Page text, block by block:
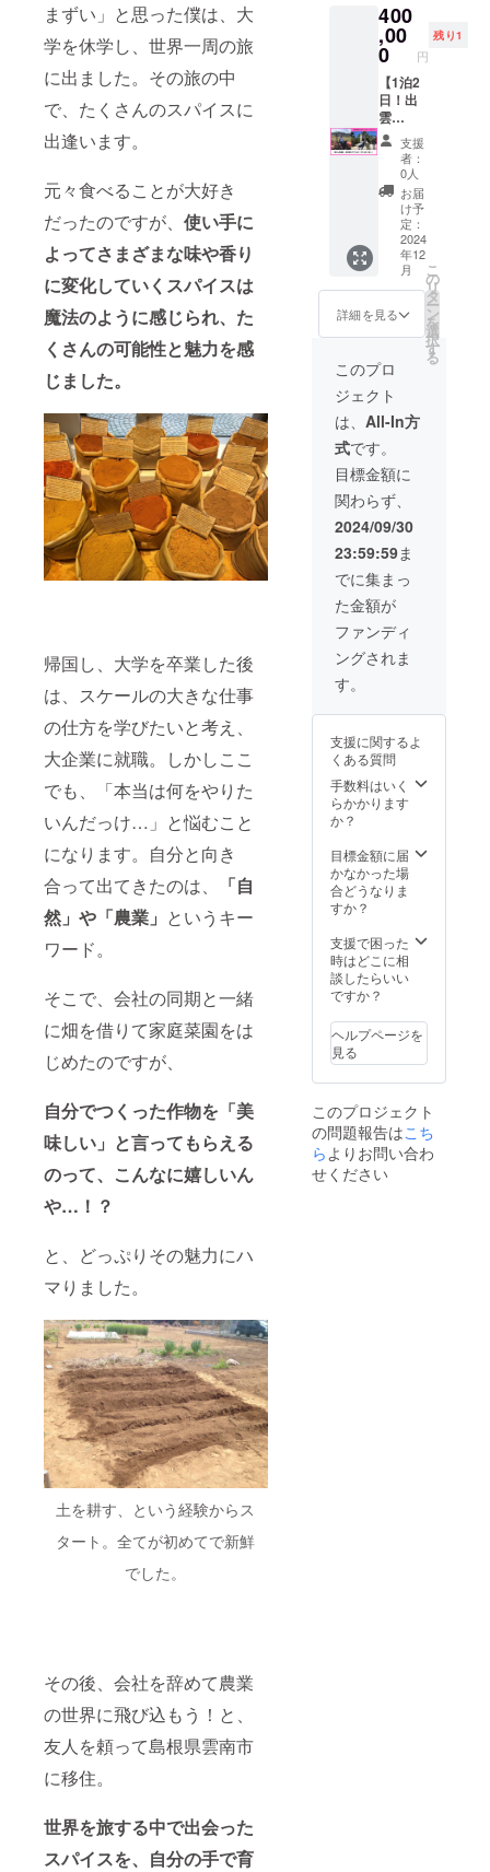
まずい」と思った僕は、大
学を休学し、世界一周の旅
に出ました。その旅の中
で、たくさんのスパイスに
出逢います。
元々食べることが大好き
だったのですが、 使い手に
よってさまざまな味や香り
に変化していくスパイスは
魔法のように感じられ、た
くさんの可能性と魅力を感
じました。
帰国し、大学を卒業した後
は、スケールの大きな仕事
の仕方を学びたいと考え、
大企業に就職。しかしここ
でも、「本当は何をやりた
いんだっけ…」と悩むこと
になります。自分と向き
合って出てきたのは、
「自
然」や「農業」 というキー
ワード。
そこで、会社の同期と一緒
に畑を借りて家庭菜園をは
じめたのですが、
自分でつくった作物を「美
味しい」と言ってもらえる
のって、こんなに嬉しいん
や…！？
と、どっぷりその魅力にハ
マりました。
土を耕す、という経験からス
タート。全てが初めてで新鮮
でした。
その後、会社を辞めて農業
の世界に飛び込もう！と、
友人を頼って島根県雲南市
に移住。
世界を旅する中で出会った
スパイスを、自分の手で育
ルアド
レスの
入力間
違いに
ご注意
くださ
い。 ・
11月末
より発
送を予
定して
います
が、一
度に製
造でき
る量に
限りが
め、製
造完了
のから
順次の
発送と
なりま
す。 ・
支援者
の数が
多い場
合、お
届けが
12月以
降にな
ること
もあり
ますの
で予め
ご了承
くださ
法令で
禁止さ
れてい
ます。
20歳未
満の方
はこの
リター
ンを選
択でき
ませ
ん。 ・
現在の
画像は
イメー
ご住所
やメー
レスの
入力間
違いに
ご注意
くださ
い。 ・
12月初
旬より
発送予
定です
が、一
度に製
造でき
る量に
限りが
あるた
め、製
造完了
順次の
発送と
なりま
支援者
の数が
届けが
12月末
以降に
ります
ので予
めご了
承くだ
さい。
権利に
なりま
す。
ビール
は、通
信販売
酒類小
売業免
許を有
する石
見麦酒
様から
お送り
しま
す。 ・
20歳未
による
飲酒は
禁止さ
れてい
ます。
20歳未
はこの
リター
ンを選
択でき
ませ
ん。 ・
現在の
画像は
イメー
ジで
す。 ・
ご住所
やメー
入力間
違いに
ご注意
くださ
い。 ・
12月初
定です
が、一
度に製
限りが
あるた
め、製
造完了
のから
発送と
なりま
す。 ・
支援者
の数が
多い場
合、お
ご都合
の良い
お時間
しくだ
さい。 *
詳細は
別途
メール
にてご
連絡い
たしま
支援に
あたっ
ての注
意点＞
※こちら
権利に
す。
ビール
信販売
酒類小
売業免
許を有
する石
様から
お送り
す。 ・
20歳未
による
禁止さ
れてい
ます。
20歳未
満の方
はこの
択でき
ませ
ん。 ・
イメー
ジで
す。 ・
ご住所
ルアド
入力間
違いに
くださ
い。 ・
12月初
旬より
1kg ※原
材料及
び添加
物等の
食品表
示はお
届け商
品のラ
ベルに
表記さ
れま
す。 商
品開封
前には
必ずお
届けの
リター
ンに貼
ルや注
をご確
認くだ
さい。
＜ご支
援にあ
たって
の注意
点＞ ※
は購入
できる
権利に
なりま
す。
ビール
は、通
売業免
許を有
する石
見麦酒
様から
お送り
20歳未
満の者
による
禁止さ
れてい
ます。
20歳未
はこの
リター
ンを選
択でき
ん。 ・
現在の
画像は
イメー
ジで
根で育
てたお
米2kg ※
原材料
及び添
加物等
の食品
表示は
お届け
商品の
ラベル
に表記
されま
す。 商
品開封
前には
必ずお
届けの
リター
付され
たラベ
ルや注
意書き
をご確
認くだ
さい。
＜ご支
援にあ
たって
の注意
点＞ ・
現在の
画像は
イメー
ジで
す。 ・
ご住所
レスの
違いに
ご注意
くださ
い。 ・
送予定
です
が、一
る量に
限りが
あるた
め、製
したも
のから
順次の
発送と
す。 ・
支援者
の数が
多い場
合、お
ていた
だきま
す。 開
催場
所：松
江駅周
辺、ま
たは、
出雲市
駅周辺
での開
催とな
りま
す。 有
効期
限：
2027年
中まで
交通費
援者様
の交通
費は各
自でご
負担く
ださ
い。 連
絡方
法：詳
細は
メール
でご連
絡しま
す。
です ※
お土産
にクラ
フト
ビール
（6本）
をお渡
ししま
す。 参
加人
数：最
大4名ま
でご参
加可能
開催日
程：
2024年
冬以降
で、個
程を調
整させ
ていた
だきま
す。 開
催場
所：松
江駅周
辺、ま
たは、
出雲市
駅周辺
での開
催とな
りま
す。 有
効期
限：
交通費
援者様
の交通
費は各
自でご
い。 連
絡方
法：詳
でご連
絡しま
す。
400
,00
0 円
残り1
【1泊2
日！出
雲
SPICE
LAB.フ
ルコー
スプラ
ン】 ◆
メン
バーに
よる島
根の良
いとこ
ツアー
＜詳細
が大好
きで良
いス
ポット
を知っ
ている
メン
バー
が、島
根の良
いとこ
ろをご
紹介し
ます。
畑や製
造所な
ど出雲
SPICE
場所か
本神話
の舞
台、出
雲大社
知るほ
ど面白
く、素
身全
霊、全
てをか
けてご
ます。
ぜひい
らして
くださ
詳細は
確定後
にご連
絡させ
ていた
支援
者：
0人
お届
け予
定：
2024
年12
月
詳細を見る
こ
の
リ
タ
ー
ン
を
選
択
す
る
このプロ
ジェクト
は、 All-In方
式です。
目標金額に
関わらず、
2024/09/30
23:59:59ま
でに集まっ
た金額が
ファンディ
ングされま
す。
支援に関するよ
くある質問
手数料はいく
らかかります
か？
目標金額に届
かなかった場
合どうなりま
すか？
支援で困った
時はどこに相
談したらいい
ですか？
ヘルプページを
見る
このプロジェクト
の問題報告はこち
らよりお問い合わ
せください